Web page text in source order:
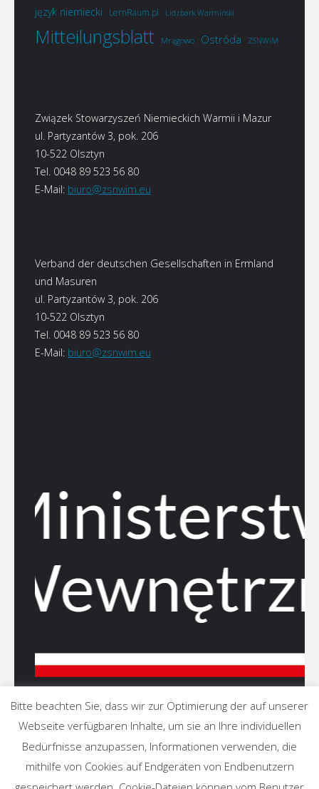
język niemiecki LernRaum.pl Lidzbark Warmiński
Mitteilungsblatt Mrągowo Ostróda ZSNWiM
Związek Stowarzyszeń Niemieckich Warmii i Mazur
ul. Partyzantów 3, pok. 206
10-522 Olsztyn
Tel. 0048 89 523 56 80
E-Mail: biuro@zsnwim.eu
Verband der deutschen Gesellschaften in Ermland
und Masuren
ul. Partyzantów 3, pok. 206
10-522 Olsztyn
Tel. 0048 89 523 56 80
E-Mail: biuro@zsnwim.eu
Bitte beachten Sie, dass wir zur Optimierung der auf unserer
Webseite verfügbaren Inhalte, um sie an Ihre individuellen
Bedürfnisse anzupassen, Informationen verwenden, die
mithilfe von Cookies auf Endgeräten von Endbenutzern